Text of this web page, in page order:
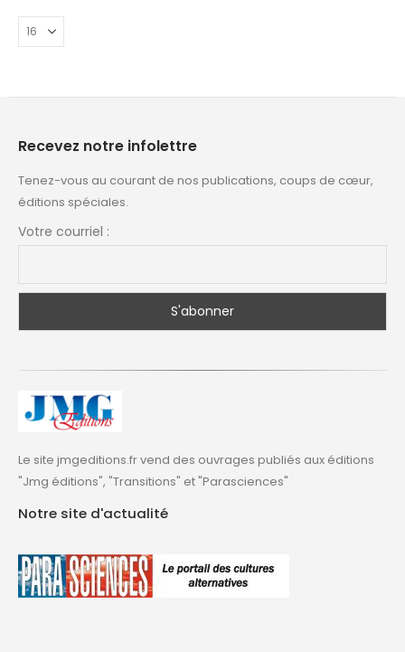
Recevez notre infolettre
Tenez-vous au courant de nos publications, coups de cœur,
éditions spéciales.
Votre courriel :
Le site jmgeditions.fr vend des ouvrages publiés aux éditions
"Jmg éditions", "Transitions" et "Parasciences"
Notre site d'actualité